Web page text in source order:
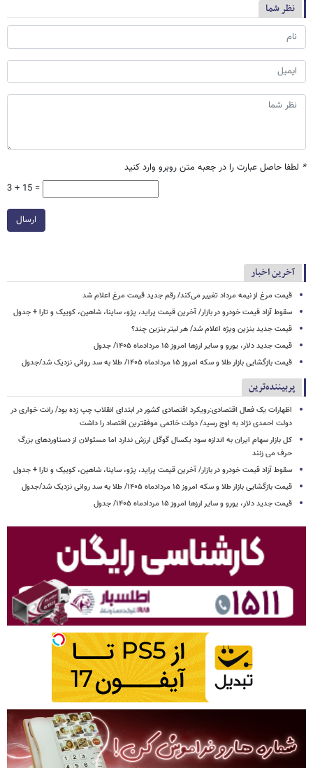
نظر شما
* لطفا حاصل عبارت را در جعبه متن روبرو وارد کنید
3 + 15 =
ارسال
آخرین اخبار
قیمت مرغ از نیمه مرداد تغییر می‌کند/ رقم جدید قیمت مرغ اعلام شد
سقوط آزاد قیمت خودرو در بازار/ آخرین قیمت پراید، پژو، ساینا، شاهین، کوییک و تارا + جدول
قیمت جدید بنزین ویژه اعلام شد/ هر لیتر بنزین چند؟
قیمت جدید دلار، یورو و سایر ارزها امروز ۱۵ مردادماه ۱۴۰۵/ جدول
قیمت بازگشایی بازار طلا و سکه امروز ۱۵ مردادماه ۱۴۰۵/ طلا به سد روانی نزدیک شد/جدول
پربیننده‌ترین
اظهارات یک فعال اقتصادی:رویکرد اقتصادی کشور در ابتدای انقلاب چپ زده بود/ رانت خواری در
دولت احمدی نژاد به اوج رسید/ دولت خاتمی موفقترین اقتصاد را داشت
کل بازار سهام ایران به اندازه سود یکسال گوگل ارزش ندارد اما مسئولان از دستاوردهای بزرگ
حرف می زنند
سقوط آزاد قیمت خودرو در بازار/ آخرین قیمت پراید، پژو، ساینا، شاهین، کوییک و تارا + جدول
قیمت بازگشایی بازار طلا و سکه امروز ۱۵ مردادماه ۱۴۰۵/ طلا به سد روانی نزدیک شد/جدول
قیمت جدید دلار، یورو و سایر ارزها امروز ۱۵ مردادماه ۱۴۰۵/ جدول